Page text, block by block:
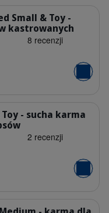
without-
Small & Toy -
kastrowanych
Dodaj
without-
- sucha karma
Dodaj